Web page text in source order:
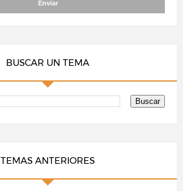
BUSCAR UN TEMA
TEMAS ANTERIORES